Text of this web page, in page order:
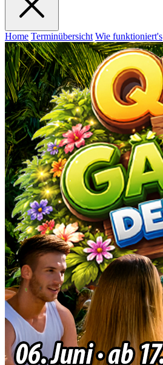
Home Terminübersicht Wie funktioniert's